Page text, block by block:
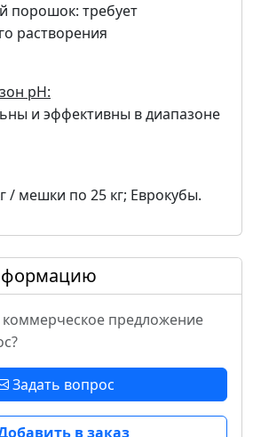
порошок: требует
растворения
pH:
и эффективны в диапазоне
/ мешки по 25 кг; Еврокубы.
коммерческое предложение
Задать вопрос
в заказ